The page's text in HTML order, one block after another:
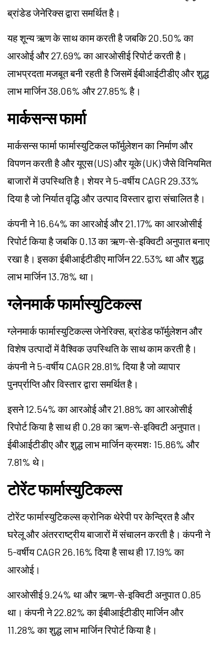
ब्रांडेड जेनेरिक्स द्वारा समर्थित है।
यह शून्य ऋण के साथ काम करती है जबकि 20.50% का
आरओई और 27.69% का आरओसीई रिपोर्ट करती है।
लाभप्रदता मजबूत बनी रहती है जिसमें ईबीआईटीडीए और शुद्ध
लाभ मार्जिन 38.06% और 27.85% है।
मार्कसन्स फार्मा
मार्कसन्स फार्मा फार्मास्युटिकल फॉर्मुलेशन का निर्माण और
विपणन करती है और यूएस (US) और यूके (UK) जैसे विनियमित
बाजारों में उपस्थिति है। शेयर ने 5-वर्षीय CAGR 29.33%
दिया है जो निर्यात वृद्धि और उत्पाद विस्तार द्वारा संचालित है।
कंपनी ने 16.64% का आरओई और 21.17% का आरओसीई
रिपोर्ट किया है जबकि 0.13 का ऋण-से-इक्विटी अनुपात बनाए
रखा है। इसका ईबीआईटीडीए मार्जिन 22.53% था और शुद्ध
लाभ मार्जिन 13.78% था।
ग्लेनमार्क फार्मास्युटिकल्स
ग्लेनमार्क फार्मास्युटिकल्स जेनेरिक्स, ब्रांडेड फॉर्मुलेशन और
विशेष उत्पादों में वैश्विक उपस्थिति के साथ काम करती है।
कंपनी ने 5-वर्षीय CAGR 28.81% दिया है जो व्यापार
पुनर्प्राप्ति और विस्तार द्वारा समर्थित है।
इसने 12.54% का आरओई और 21.88% का आरओसीई
रिपोर्ट किया है साथ ही 0.28 का ऋण-से-इक्विटी अनुपात।
ईबीआईटीडीए और शुद्ध लाभ मार्जिन क्रमशः 15.86% और
7.81% थे।
टोरेंट फार्मास्युटिकल्स
टोरेंट फार्मास्युटिकल्स क्रोनिक थेरेपी पर केन्द्रित है और
घरेलू और अंतरराष्ट्रीय बाजारों में संचालन करती है। कंपनी ने
5-वर्षीय CAGR 26.16% दिया है साथ ही 17.19% का
आरओई।
आरओसीई 9.24% था और ऋण-से-इक्विटी अनुपात 0.85
था। कंपनी ने 22.82% का ईबीआईटीडीए मार्जिन और
11.28% का शुद्ध लाभ मार्जिन रिपोर्ट किया है।